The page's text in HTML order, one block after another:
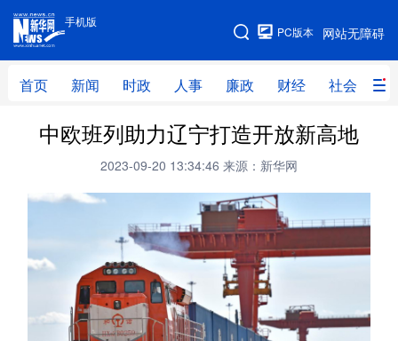
手机版
网站无障碍
PC版本
首页 新闻 时政 人事 廉政 财经 社会 科
手机版
网站地图
首页 新闻 时政 人事
财经 社会
文化 健康
视频 直播 无人机
地方频道
中欧班列助力辽宁打造开放新高地
2023-09-20 13:34:46 来源：新华网